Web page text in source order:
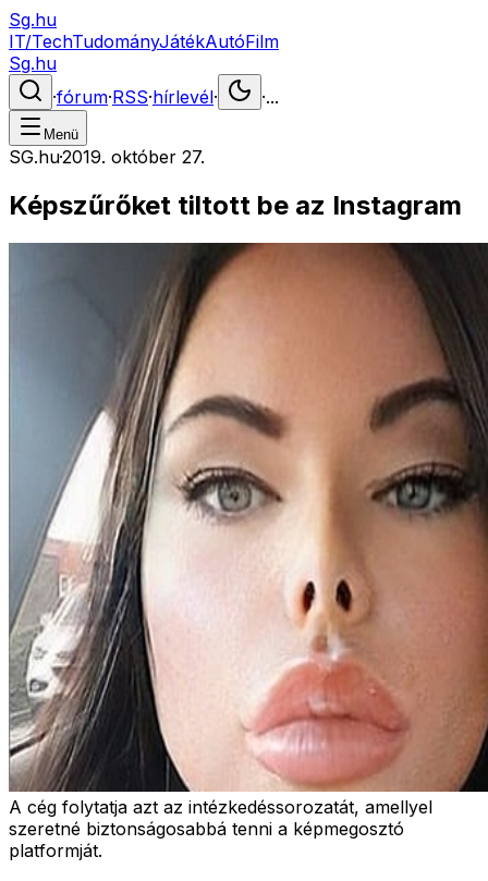
Sg.hu
IT/TechTudományJátékAutóFilm
Sg.hu
·fórum·RSS·hírlevél· ·...
Menü
SG.hu·2019. október 27.
Képszűrőket tiltott be az Instagram
A cég folytatja azt az intézkedéssorozatát, amellyel
szeretné biztonságosabbá tenni a képmegosztó
platformját.